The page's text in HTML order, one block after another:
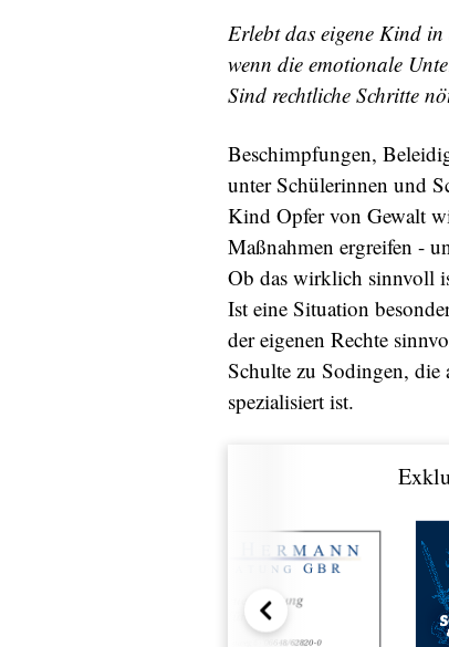
Erlebt das eigene Kind
wenn die emotionale
Sind rechtliche Schritte
Beschimpfungen,
unter Schülerinnen und
Kind Opfer von Gewalt
Maßnahmen ergreifen -
Ob das wirklich sinnvoll
Ist eine Situation
der eigenen Rechte
Schulte zu Sodingen,
spezialisiert ist.